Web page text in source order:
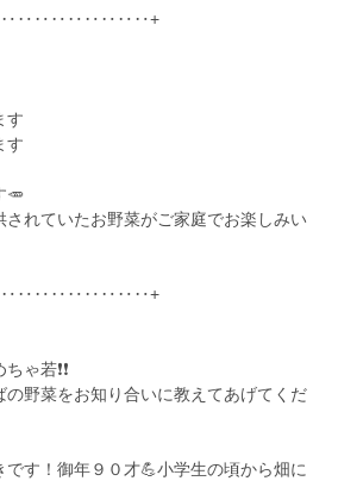
す
す
🥕
れていたお野菜がご家庭でお楽しみい
ゃ若❗❗
の野菜をお知り合いに教えてあげてくだ
す！御年９０才💪小学生の頃から畑に